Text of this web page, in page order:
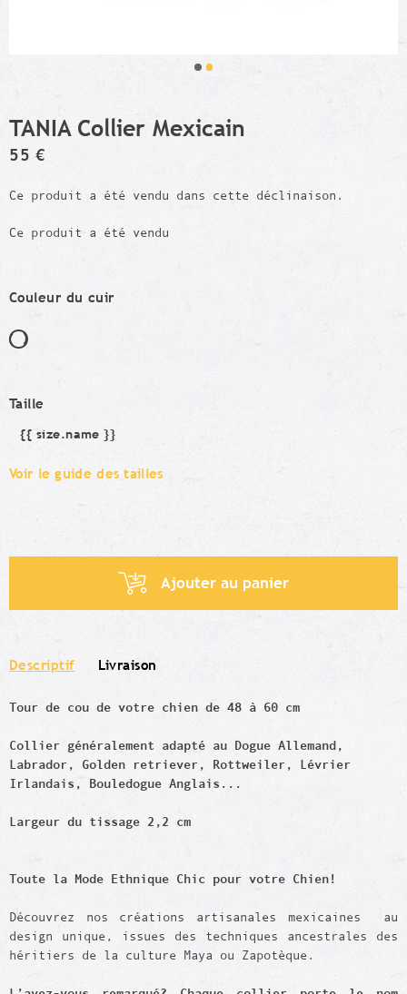
TANIA Collier Mexicain
55 €
Ce produit a été vendu dans cette déclinaison.
Ce produit a été vendu
Couleur du cuir
Taille
Taille
{{ size.name }}
Voir le guide des tailles
Ajouter au panier
Descriptif Livraison
Tour de cou de votre chien de 48 à 60 cm
Collier généralement adapté au Dogue Allemand,
Labrador, Golden retriever, Rottweiler, Lévrier
Irlandais, Bouledogue Anglais...
Largeur du tissage 2,2 cm
Toute la Mode Ethnique Chic pour votre Chien!
Découvrez nos créations artisanales mexicaines au
design unique, issues des techniques ancestrales des
héritiers de la culture Maya ou Zapotèque.